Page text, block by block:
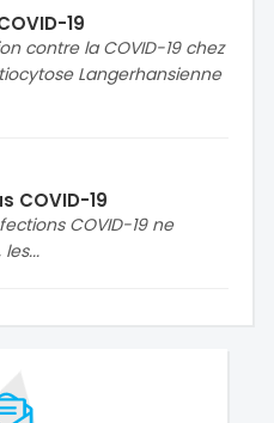
19
contre la COVID-19 chez
Langerhansienne
COVID-19
COVID-19 ne